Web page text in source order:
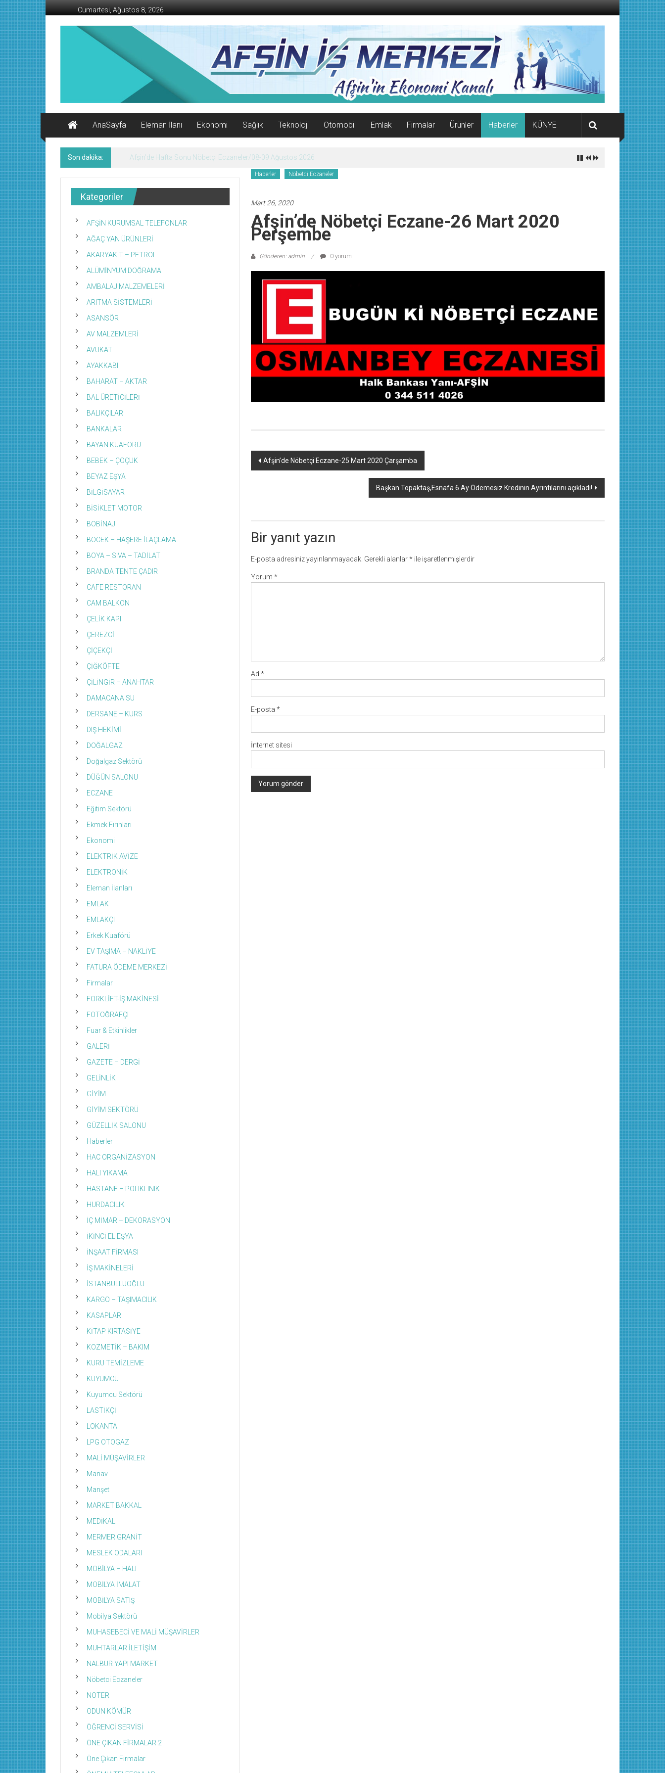
İçeriğe
geç
Cumartesi, Ağustos 8, 2026
AFŞİN
Ekonomi
Kanalı
AnaSayfa
Eleman İlanı Ekonomi Sağlık Teknoloji Otomobil Emlak Firmalar Ürünler Haberler KÜNYE
Son dakika: KMTSO Yeni Hizmet Binası Törenle Açıldı!
Haberler Nöbetci Eczaneler
Mart 26, 2020
Afşin’de Nöbetçi Eczane-26 Mart 2020
Perşembe
Gönderen: admin 0 yorum
Yazı
Afşin’de Nöbetçi Eczane-25 Mart 2020 Çarşamba
Başkan Topaktaş,Esnafa 6 Ay Ödemesiz Kredinin Ayrıntılarını açıkladı!
Bir yanıt yazın
E-posta adresiniz yayınlanmayacak. Gerekli alanlar* ile işaretlenmişlerdir
Yorum *
Ad *
E-posta *
İnternet sitesi
Kategoriler
AFŞİN KURUMSAL TELEFONLAR
AĞAÇ YAN ÜRÜNLERİ
AKARYAKIT – PETROL
ALÜMİNYUM DOĞRAMA
AMBALAJ MALZEMELERİ
ARITMA SİSTEMLERİ
ASANSÖR
AV MALZEMLERİ
AVUKAT
AYAKKABI
BAHARAT – AKTAR
BAL ÜRETİCİLERİ
BALIKÇILAR
BANKALAR
BAYAN KUAFÖRÜ
BEBEK – ÇOÇUK
BEYAZ EŞYA
BİLGİSAYAR
BİSİKLET MOTOR
BOBİNAJ
BÖCEK – HAŞERE İLAÇLAMA
BOYA – SIVA – TADİLAT
BRANDA TENTE ÇADIR
CAFE RESTORAN
CAM BALKON
ÇELİK KAPI
ÇEREZCİ
ÇİÇEKÇİ
ÇİĞKÖFTE
ÇİLİNGİR – ANAHTAR
DAMACANA SU
DERSANE – KURS
DIŞ HEKİMİ
DOĞALGAZ
Doğalgaz Sektörü
DÜĞÜN SALONU
ECZANE
Eğitim Sektörü
Ekmek Fırınları
Ekonomi
ELEKTRİK AVİZE
ELEKTRONİK
Eleman İlanları
EMLAK
EMLAKÇI
Erkek Kuaförü
EV TAŞIMA – NAKLİYE
FATURA ÖDEME MERKEZİ
Firmalar
FORKLİFT-İŞ MAKİNESİ
FOTOĞRAFÇI
Fuar & Etkinlikler
GALERİ
GAZETE – DERGİ
GELİNLİK
GİYİM
GİYİM SEKTÖRÜ
GÜZELLİK SALONU
Haberler
HAC ORGANİZASYON
HALI YIKAMA
HASTANE – POLIKLINIK
HURDACILIK
İÇ MİMAR – DEKORASYON
İKİNCİ EL EŞYA
İNŞAAT FİRMASI
İŞ MAKİNELERİ
İSTANBULLUOĞLU
KARGO – TAŞIMACILIK
KASAPLAR
KİTAP KIRTASİYE
KOZMETİK – BAKIM
KURU TEMİZLEME
KUYUMCU
Kuyumcu Sektörü
LASTİKÇİ
LOKANTA
LPG OTOGAZ
MALİ MÜŞAVİRLER
Manav
Manşet
MARKET BAKKAL
MEDİKAL
MERMER GRANİT
MESLEK ODALARI
MOBİLYA – HALI
MOBİLYA İMALAT
MOBİLYA SATIŞ
Mobilya Sektörü
MUHASEBECİ VE MALİ MÜŞAVİRLER
MUHTARLAR İLETİŞİM
NALBUR YAPI MARKET
Nöbetci Eczaneler
NOTER
ODUN KÖMÜR
ÖĞRENCİ SERVİSİ
ÖNE ÇIKAN FİRMALAR 2
Öne Çıkan Firmalar